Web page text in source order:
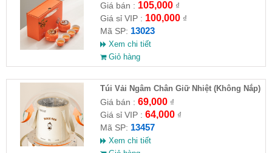
Giá bán : 105,000₫
Giá sỉ VIP : 100,000₫
Mã SP: 13023
Xem chi tiết
Giỏ hàng
Túi Vải Ngâm Chân Giữ Nhiệt (Không Nắp)
Giá bán : 69,000₫
Giá sỉ VIP : 64,000₫
Mã SP: 13457
Xem chi tiết